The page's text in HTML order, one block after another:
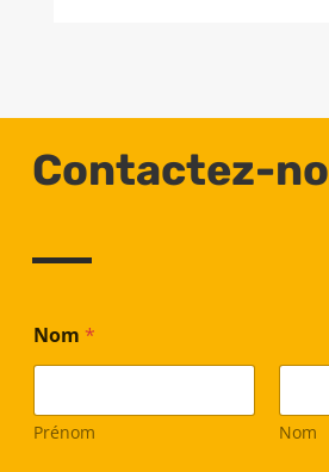
Contactez-
Nom *
Prénom Nom